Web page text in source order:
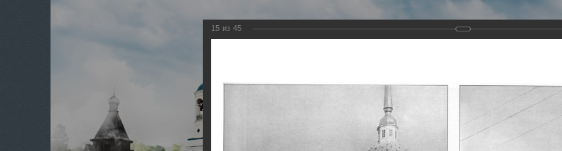
Сайт
15 из 45